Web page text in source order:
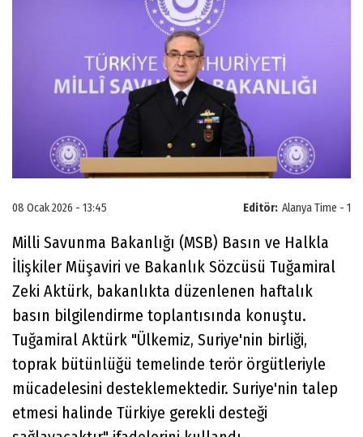
Editör: Alanya Time - 1
08 Ocak 2026 - 13:45
Milli Savunma Bakanlığı (MSB) Basın ve Halkla
İlişkiler Müşaviri ve Bakanlık Sözcüsü Tuğamiral
Zeki Aktürk, bakanlıkta düzenlenen haftalık
basın bilgilendirme toplantısında konuştu.
Tuğamiral Aktürk "Ülkemiz, Suriye'nin birliği,
toprak bütünlüğü temelinde terör örgütleriyle
mücadelesini desteklemektedir. Suriye'nin talep
etmesi halinde Türkiye gerekli desteği